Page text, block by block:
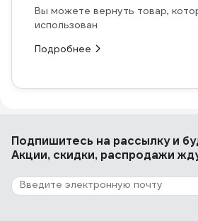
Вы можете вернуть товар,
использован
Подробнее
Подпишитесь на рассылкуи
Акции, скидки, распродажи